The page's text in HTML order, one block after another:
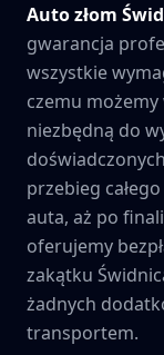
Auto złom
gwarancja
wszystkie
czemu
niezbędną do
przebieg
auta, aż po
oferujemy
zakątku
żadnych
transportem.